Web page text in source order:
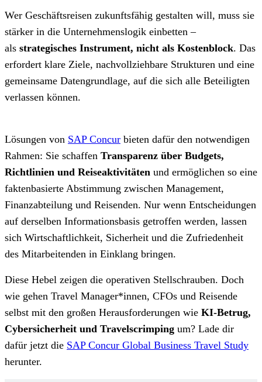
Wer Geschäftsreisen zukunftsfähig gestalten will, muss sie
stärker in die Unternehmenslogik einbetten –
als strategisches Instrument, nicht als Kostenblock. Das
erfordert klare Ziele, nachvollziehbare Strukturen und eine
gemeinsame Datengrundlage, auf die sich alle Beteiligten
verlassen können.
Lösungen von SAP Concur bieten dafür den notwendigen
Rahmen: Sie schaffen Transparenz über Budgets,
Richtlinien und Reiseaktivitäten und ermöglichen so eine
faktenbasierte Abstimmung zwischen Management,
Finanzabteilung und Reisenden. Nur wenn Entscheidungen
auf derselben Informationsbasis getroffen werden, lassen
sich Wirtschaftlichkeit, Sicherheit und die Zufriedenheit
des Mitarbeitenden in Einklang bringen.
Diese Hebel zeigen die operativen Stellschrauben. Doch
wie gehen Travel Manager*innen, CFOs und Reisende
selbst mit den großen Herausforderungen wie KI-Betrug,
Cybersicherheit und Travelscrimping um? Lade dir
dafür jetzt die SAP Concur Global Business Travel Study
herunter.